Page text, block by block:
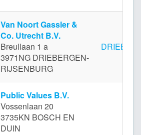
Van Noort Gassler &
Co. Utrecht B.V.
Breullaan 1 a
3971NG DRIEBERGEN-
RIJSENBURG
Public Values B.V.
Vossenlaan 20
3735KN BOSCH EN
DUIN